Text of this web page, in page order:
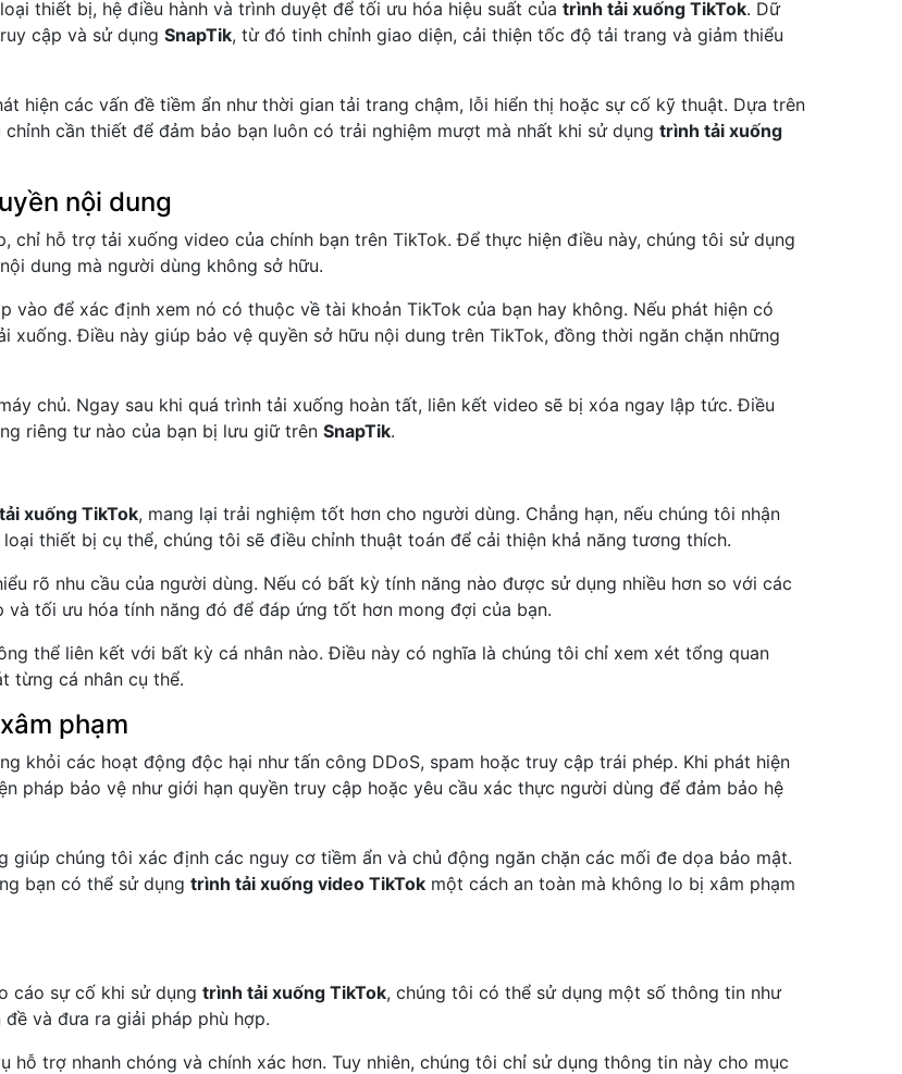
thiết bị, hệ điều hành và trình duyệt để tối ưu hóa hiệu suất của trình tải xuống TikTok. Dữ
cập và sử dụng SnapTik, từ đó tinh chỉnh giao diện, cải thiện tốc độ tải trang và giảm thiểu
hiện các vấn đề tiềm ẩn như thời gian tải trang chậm, lỗi hiển thị hoặc sự cố kỹ thuật. Dựa trên
cần thiết để đảm bảo bạn luôn có trải nghiệm mượt mà nhất khi sử dụng trình tải xuống
nội dung
chỉ hỗ trợ tải xuống video của chính bạn trên TikTok. Để thực hiện điều này, chúng tôi sử dụng
dung mà người dùng không sở hữu.
vào để xác định xem nó có thuộc về tài khoản TikTok của bạn hay không. Nếu phát hiện có
Điều này giúp bảo vệ quyền sở hữu nội dung trên TikTok, đồng thời ngăn chặn những
chủ. Ngay sau khi quá trình tải xuống hoàn tất, liên kết video sẽ bị xóa ngay lập tức. Điều
riêng tư nào của bạn bị lưu giữ trên SnapTik.
xuống TikTok, mang lại trải nghiệm tốt hơn cho người dùng. Chẳng hạn, nếu chúng tôi nhận
thiết bị cụ thể, chúng tôi sẽ điều chỉnh thuật toán để cải thiện khả năng tương thích.
rõ nhu cầu của người dùng. Nếu có bất kỳ tính năng nào được sử dụng nhiều hơn so với các
tối ưu hóa tính năng đó để đáp ứng tốt hơn mong đợi của bạn.
thể liên kết với bất kỳ cá nhân nào. Điều này có nghĩa là chúng tôi chỉ xem xét tổng quan
từng cá nhân cụ thể.
phạm
khỏi các hoạt động độc hại như tấn công DDoS, spam hoặc truy cập trái phép. Khi phát hiện
pháp bảo vệ như giới hạn quyền truy cập hoặc yêu cầu xác thực người dùng để đảm bảo hệ
chúng tôi xác định các nguy cơ tiềm ẩn và chủ động ngăn chặn các mối đe dọa bảo mật.
bạn có thể sử dụng trình tải xuống video TikTok một cách an toàn mà không lo bị xâm phạm
cáo sự cố khi sử dụng trình tải xuống TikTok, chúng tôi có thể sử dụng một số thông tin như
và đưa ra giải pháp phù hợp.
trợ nhanh chóng và chính xác hơn. Tuy nhiên, chúng tôi chỉ sử dụng thông tin này cho mục